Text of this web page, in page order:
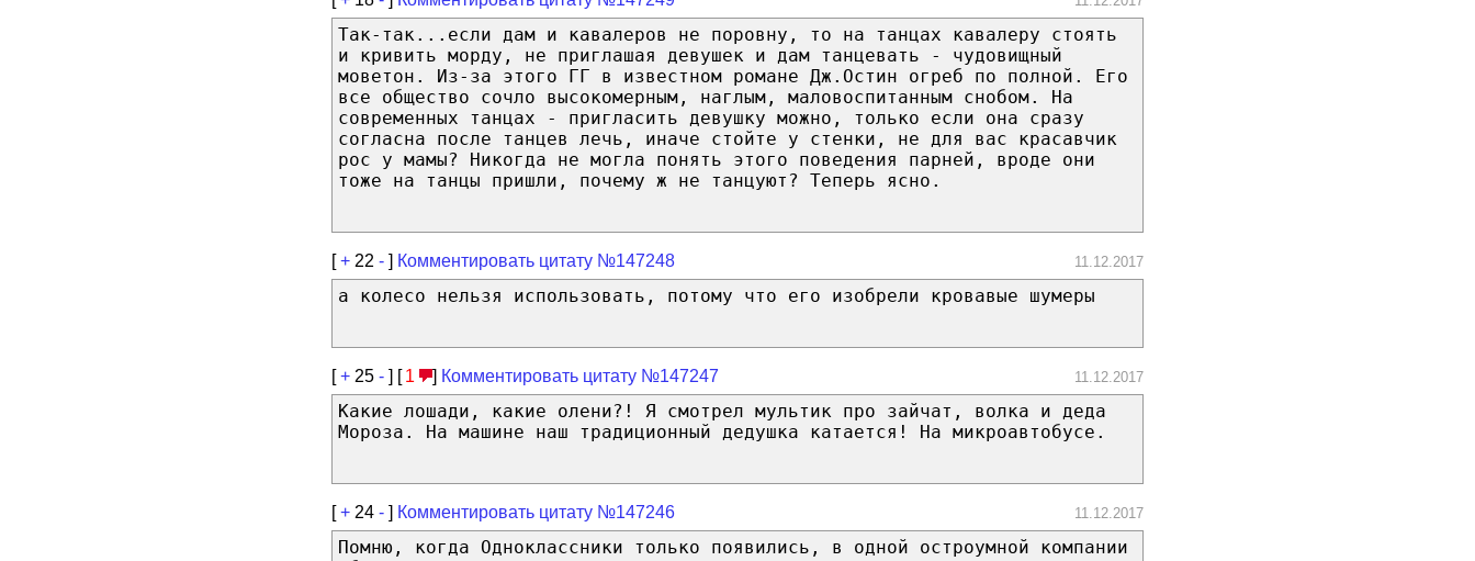
Так-так...если дам и кавалеров не поровну, то на танцах кавалеру стоять
и кривить морду, не приглашая девушек и дам танцевать - чудовищный
моветон. Из-за этого ГГ в известном романе Дж.Остин огреб по полной. Его
все общество сочло высокомерным, наглым, маловоспитанным снобом. На
современных танцах - пригласить девушку можно, только если она сразу
согласна после танцев лечь, иначе стойте у стенки, не для вас красавчик
рос у мамы? Никогда не могла понять этого поведения парней, вроде они
тоже на танцы пришли, почему ж не танцуют? Теперь ясно.
[+ 22 - ] Комментировать цитату №147248 11.12.2017
а колесо нельзя использовать, потому что его изобрели кровавые шумеры
[+ 25 - ] [ 1 ] Комментировать цитату №147247 11.12.2017
Какие лошади, какие олени?! Я смотрел мультик про зайчат, волка и деда
Мороза. На машине наш традиционный дедушка катается! На микроавтобусе.
[+ 24 - ] Комментировать цитату №147246 11.12.2017
Помню, когда Одноклассники только появились, в одной остроумной компании